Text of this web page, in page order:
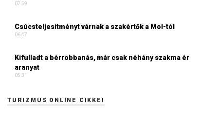
07:59
Csúcsteljesítményt várnak a szakértők a Mol-tól
06:47
Kifulladt a bérrobbanás, már csak néhány szakma ér
aranyat
05:31
TURIZMUS ONLINE CIKKEI